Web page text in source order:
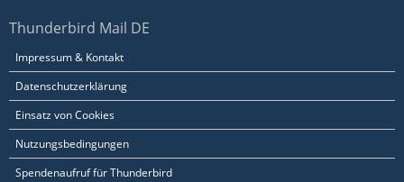
Thunderbird Mail DE
Impressum & Kontakt
Datenschutzerklärung
Einsatz von Cookies
Nutzungsbedingungen
Spendenaufruf für Thunderbird